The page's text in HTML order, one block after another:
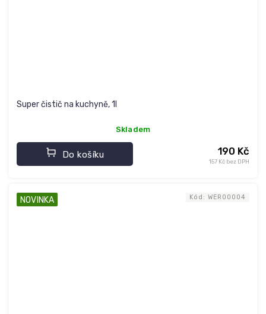
Super čistič na kuchyně, 1l
Skladem
157 Kč bez DPH
190 Kč
Do košíku
NOVINKA Kód: WER00004